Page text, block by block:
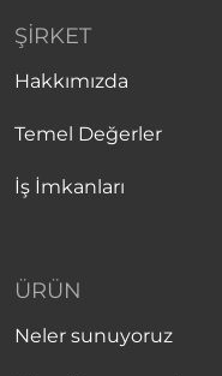
ŞIRKET
Hakkımızda
Temel Değerler
İş İmkanları
ÜRÜN
Neler sunuyoruz